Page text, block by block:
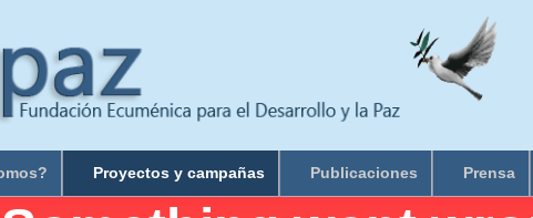
Proyectos y campañas Publicaciones Prensa